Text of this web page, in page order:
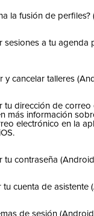
la fusión de perfiles?
sesiones a tu agenda
y cancelar talleres
tu dirección de correo
más información
electrónico en la
tu contraseña
cuenta de asistente
de sesión